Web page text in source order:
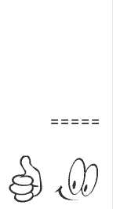
=====